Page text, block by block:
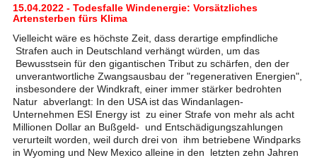
15.04.2022 - Todesfalle Windenergie: Vorsätzliches
Artensterben fürs Klima
Vielleicht wäre es höchste Zeit, dass derartige empfindliche
Strafen auch in Deutschland verhängt würden, um das
Bewusstsein für den gigantischen Tribut zu schärfen, den der
unverantwortliche Zwangsausbau der "regenerativen Energien",
insbesondere der Windkraft, einer immer stärker bedrohten
Natur abverlangt: In den USA ist das Windanlagen-
Unternehmen ESI Energy ist zu einer Strafe von mehr als acht
Millionen Dollar an Bußgeld- und Entschädigungszahlungen
verurteilt worden, weil durch drei von ihm betriebene Windparks
in Wyoming und New Mexico alleine in den letzten zehn Jahren